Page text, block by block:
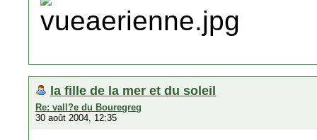
la fille de la mer et du soleil
Re: vall?e du Bouregreg
30 août 2004, 12:35